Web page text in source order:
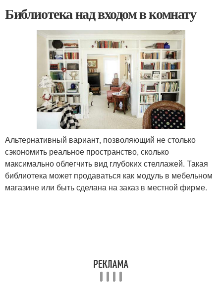
Библиотека над входом в комнату
Альтернативный вариант, позволяющий не столько
сэкономить реальное пространство, сколько
максимально облегчить вид глубоких стеллажей. Такая
библиотека может продаваться как модуль в мебельном
магазине или быть сделана на заказ в местной фирме.